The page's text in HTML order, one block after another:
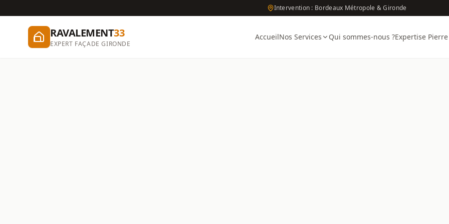
Intervention : Bordeaux Métropole & Gironde
RAVALEMENT33
EXPERT FAÇADE GIRONDE
AccueilNos Services Qui sommes-nous ?Expertise Pierre